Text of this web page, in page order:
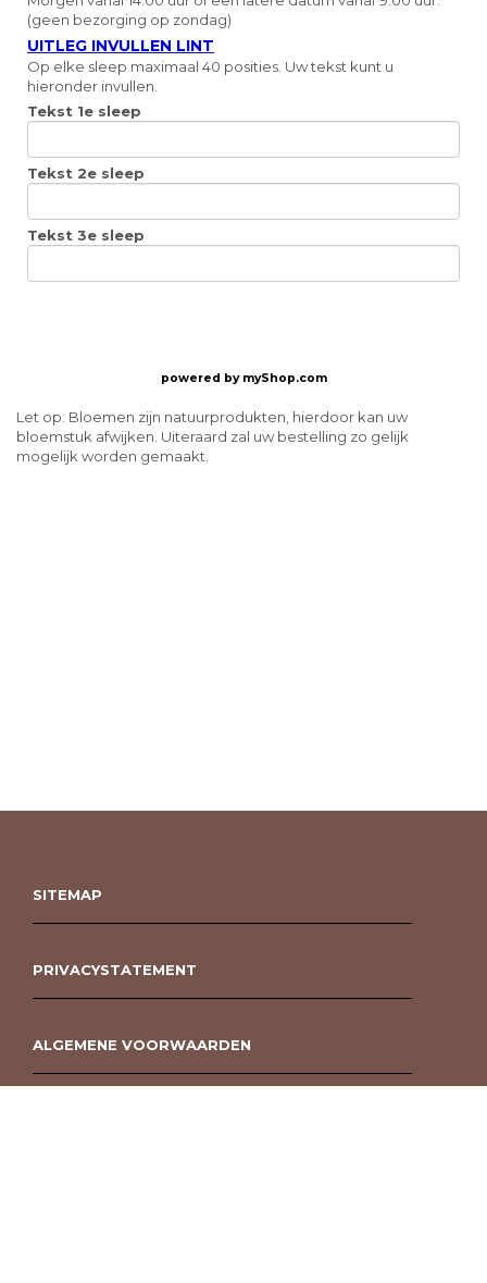
(geen bezorging op zondag)
UITLEG INVULLEN LINT
Op elke sleep maximaal 40 posities. Uw tekst kunt u
hieronder invullen.
Tekst 1e sleep
Tekst 2e sleep
Tekst 3e sleep
powered by myShop.com
Let op: Bloemen zijn natuurprodukten, hierdoor kan uw
bloemstuk afwijken. Uiteraard zal uw bestelling zo gelijk
mogelijk worden gemaakt.
SITEMAP
PRIVACYSTATEMENT
ALGEMENE VOORWAARDEN